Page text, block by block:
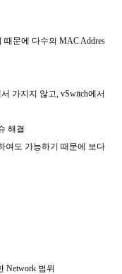
때문에 다수의 MAC Addres
가지지 않고, vSwitch에서
해결
여도 가능하기 때문에 보다
Network 범위